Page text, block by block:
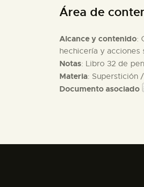
Área de
Alcance y contenido:
hechicería y acciones
Notas: Libro 32 de
Materia: Superstición
Documento asociado